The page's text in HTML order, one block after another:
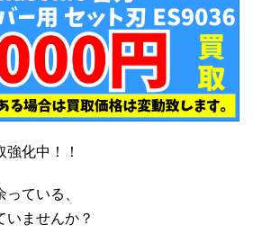
化中！！
ている、
いませんか？